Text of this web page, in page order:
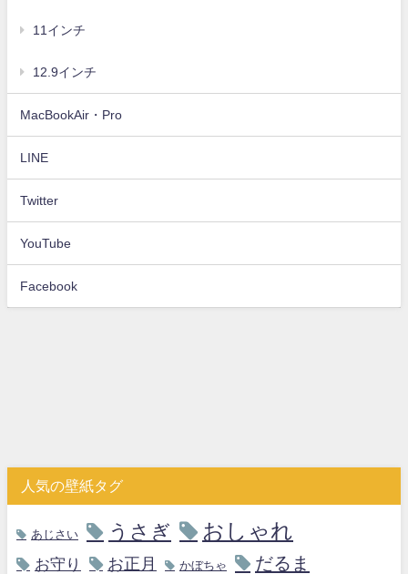
11インチ
12.9インチ
MacBookAir・Pro
LINE
Twitter
YouTube
Facebook
人気の壁紙タグ
あじさい うさぎ おしゃれ
お守り お正月 かぼちゃ だるま